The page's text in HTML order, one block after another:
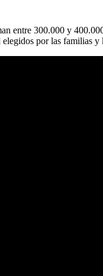
entre 300.000 y
por las familias y